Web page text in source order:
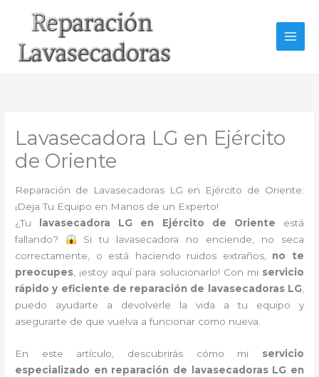
Lavasecadora LG en Ejército
de Oriente
Reparación de Lavasecadoras LG en Ejército de Oriente:
¡Deja Tu Equipo en Manos de un Experto!
¿Tu
lavasecadora LG en Ejército de Oriente está
fallando?
Si tu lavasecadora no enciende, no seca
correctamente, o está haciendo ruidos extraños, no te
preocupes, ¡estoy aquí para solucionarlo! Con mi servicio
rápido y eficiente de reparación de lavasecadoras LG,
puedo ayudarte a devolverle la vida a tu equipo y
asegurarte de que vuelva a funcionar como nueva.
En este artículo, descubrirás cómo mi servicio
especializado en reparación de lavasecadoras LG en